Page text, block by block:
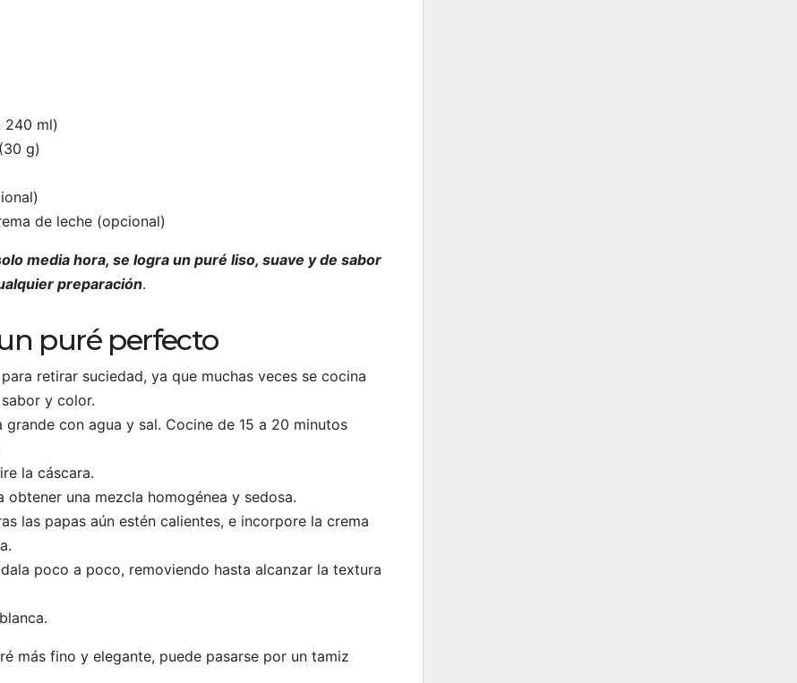
240 ml)
g)
de leche (opcional)
media hora, se logra un puré liso, suave y de sabor
preparación.
puré perfecto
retirar suciedad, ya que muchas veces se cocina
y color.
grande con agua y sal. Cocine de 15 a 20 minutos
la cáscara.
obtener una mezcla homogénea y sedosa.
las papas aún estén calientes, e incorpore la crema
poco a poco, removiendo hasta alcanzar la textura
más fino y elegante, puede pasarse por un tamiz